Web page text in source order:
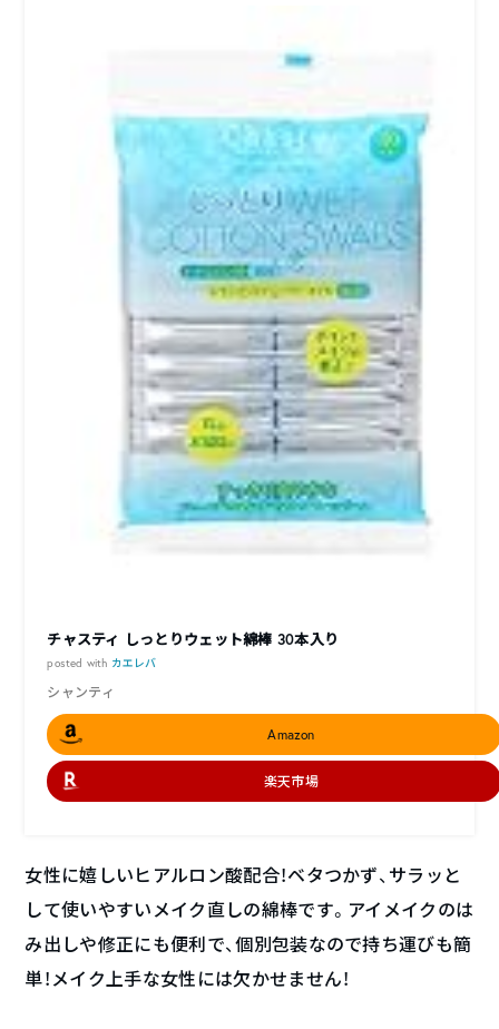
チャスティ しっとりウェット綿棒 30本入り
posted with カエレバ
シャンティ
Amazon
楽天市場
女性に嬉しいヒアルロン酸配合！ベタつかず、サラッと
して使いやすいメイク直しの綿棒です。アイメイクのは
み出しや修正にも便利で、個別包装なので持ち運びも簡
単！メイク上手な女性には欠かせません！